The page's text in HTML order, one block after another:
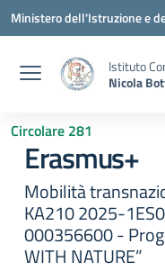
Vai ai contenuti
Vai al menu di navigazione
Vai al footer
Ministero dell'Istruzione e
Istituto
Nicola
Circolare 281
Erasmus+
Mobilità
KA210 2025-
000356600 -
WITH NATURE”